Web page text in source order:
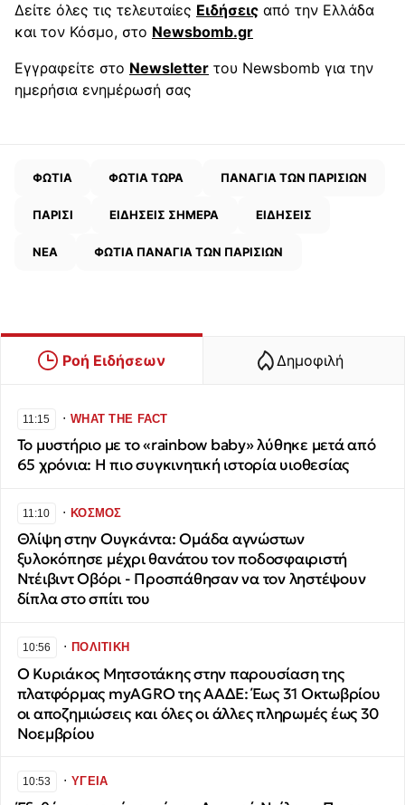
Δείτε όλες τις τελευταίες Ειδήσεις από την Ελλάδα
και τον Κόσμο, στο Newsbomb.gr
Εγγραφείτε στο Newsletter του Newsbomb για την
ημερήσια ενημέρωσή σας
ΦΩΤΙΑ ΦΩΤΙΑ ΤΩΡΑ ΠΑΝΑΓΙΑ ΤΩΝ ΠΑΡΙΣΙΩΝ
ΠΑΡΙΣΙ ΕΙΔΗΣΕΙΣ ΣΗΜΕΡΑ ΕΙΔΗΣΕΙΣ
ΝΕΑ ΦΩΤΙΑ ΠΑΝΑΓΙΑ ΤΩΝ ΠΑΡΙΣΙΩΝ
Ροή Ειδήσεων Δημοφιλή
11:15 ∙WHAT THE FACT
Το μυστήριο με το «rainbow baby» λύθηκε μετά από
65 χρόνια: Η πιο συγκινητική ιστορία υιοθεσίας
11:10 ∙ΚΟΣΜΟΣ
Θλίψη στην Ουγκάντα: Ομάδα αγνώστων
ξυλοκόπησε μέχρι θανάτου τον ποδοσφαιριστή
Ντέιβιντ Οβόρι - Προσπάθησαν να τον ληστέψουν
δίπλα στο σπίτι του
10:56 ∙ΠΟΛΙΤΙΚΗ
Ο Κυριάκος Μητσοτάκης στην παρουσίαση της
πλατφόρμας myAGRO της ΑΑΔΕ: Έως 31 Οκτωβρίου
οι αποζημιώσεις και όλες οι άλλες πληρωμές έως 30
Νοεμβρίου
10:53 ∙ΥΓΕΙΑ